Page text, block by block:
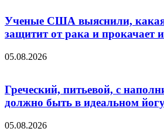
Ученые США выяснили,
защитит от рака и прокачает
05.08.2026
Греческий, питьевой, с
должно быть в идеальном
05.08.2026